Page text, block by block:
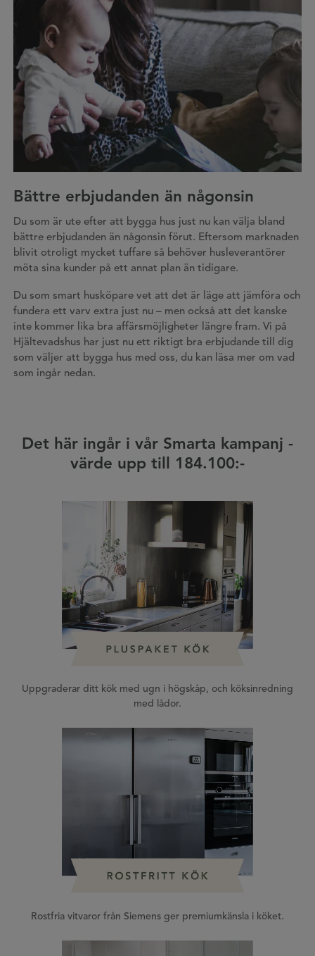
Bättre erbjudanden än någonsin
Du som är ute efter att bygga hus just nu kan välja bland
bättre erbjudanden än någonsin förut. Eftersom marknaden
blivit otroligt mycket tuffare så behöver husleverantörer
möta sina kunder på ett annat plan än tidigare.
Du som smart husköpare vet att det är läge att jämföra och
fundera ett varv extra just nu – men också att det kanske
inte kommer lika bra affärsmöjligheter längre fram. Vi på
Hjältevadshus har just nu ett riktigt bra erbjudande till dig
som väljer att bygga hus med oss, du kan läsa mer om vad
som ingår nedan.
Det här ingår i vår Smarta kampanj -
värde upp till 184.100:-
Uppgraderar ditt kök med ugn i högskåp, och köksinredning
med lådor.
Rostfria vitvaror från Siemens ger premiumkänsla i köket.